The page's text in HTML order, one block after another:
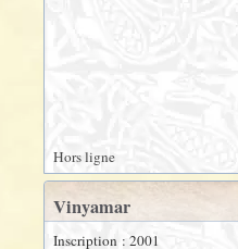
Hors ligne
Vinyamar
Inscription : 2001